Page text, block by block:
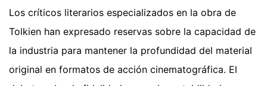
Los críticos literarios especializados en la obra de
Tolkien han expresado reservas sobre la capacidad de
la industria para mantener la profundidad del material
original en formatos de acción cinematográfica. El